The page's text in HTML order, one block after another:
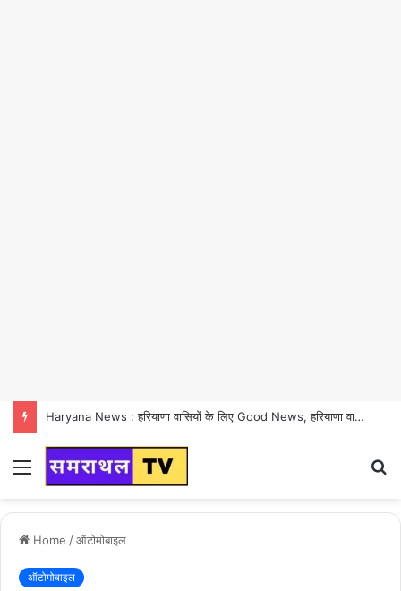
Haryana News : हरियाणा वासियों के लिए Good News, हरियाणा वासियों का गुरुग्राम में अपना घर लेने का सपना होगा साकार
Menu
Home /ऑटोमोबाइल
ऑटोमोबाइल